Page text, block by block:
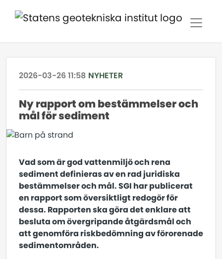
2026-03-26 11:58 NYHETER
Ny rapport om bestämmelser och
mål för sediment
Vad som är god vattenmiljö och rena
sediment definieras av en rad juridiska
bestämmelser och mål. SGI har publicerat
en rapport som översiktligt redogör för
dessa. Rapporten ska göra det enklare att
besluta om övergripande åtgärdsmål och
att genomföra riskbedömning av förorenade
sedimentområden.